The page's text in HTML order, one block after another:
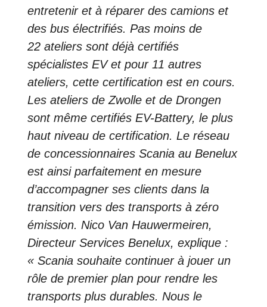
entretenir et à réparer des camions et
des bus électrifiés. Pas moins de
22 ateliers sont déjà certifiés
spécialistes EV et pour 11 autres
ateliers, cette certification est en cours.
Les ateliers de Zwolle et de Drongen
sont même certifiés EV-Battery, le plus
haut niveau de certification. Le réseau
de concessionnaires Scania au Benelux
est ainsi parfaitement en mesure
d’accompagner ses clients dans la
transition vers des transports à zéro
émission. Nico Van Hauwermeiren,
Directeur Services Benelux, explique :
« Scania souhaite continuer à jouer un
rôle de premier plan pour rendre les
transports plus durables. Nous le